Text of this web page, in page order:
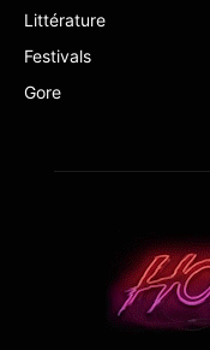
Littérature
Festivals
Gore